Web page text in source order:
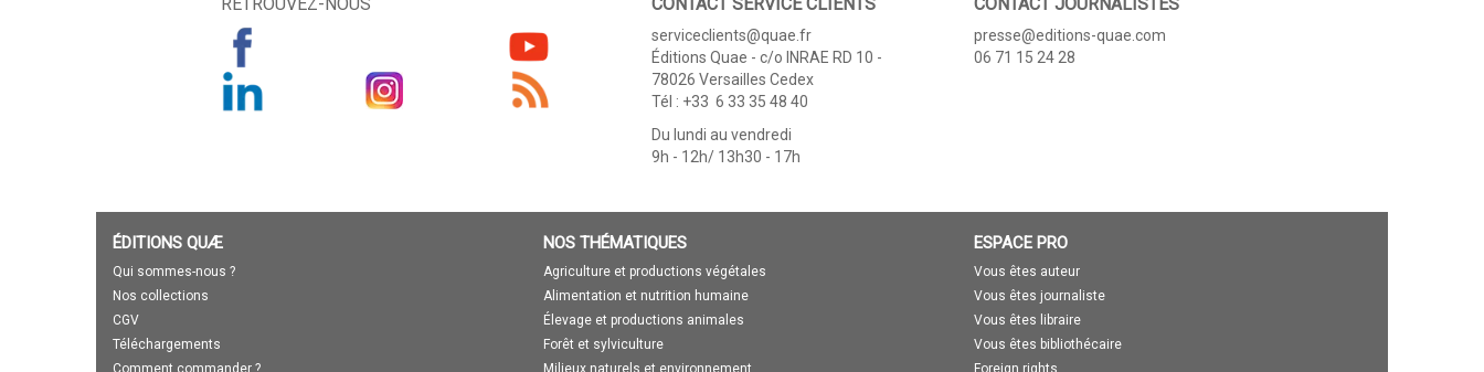
serviceclients@quae.fr
Éditions Quae - c/o INRAE RD 10 -
78026 Versailles Cedex
Tél : +33 6 33 35 48 40
Du lundi au vendredi
9h - 12h/ 13h30 - 17h
presse@editions-quae.com
06 71 15 24 28
ÉDITIONS QUÆ
Qui sommes-nous ?
Nos collections
CGV
Téléchargements
Comment commander ?
NOS THÉMATIQUES
Agriculture et productions végétales
Alimentation et nutrition humaine
Élevage et productions animales
Forêt et sylviculture
Milieux naturels et environnement
ESPACE PRO
Vous êtes auteur
Vous êtes journaliste
Vous êtes libraire
Vous êtes bibliothécaire
Foreign rights